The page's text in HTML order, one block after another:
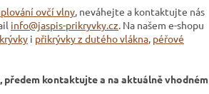
ovčí vlny, neváhejte a kontaktujte nás
info@jaspis-prikryvky.cz. Na našem e-shopu
i přikrývky z dutého vlákna, péřové
kontaktujte a na aktuálně vhodném